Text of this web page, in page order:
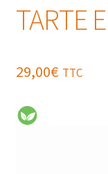
TARTE
29,00€ TTC